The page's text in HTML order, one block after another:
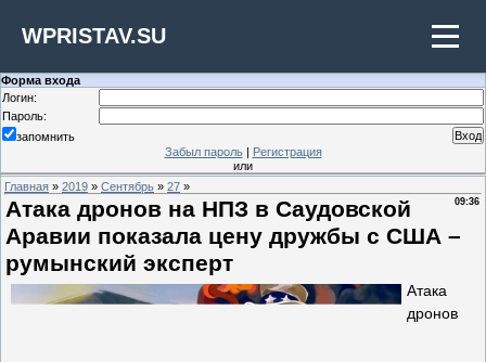
WPRISTAV.SU
Форма входа
Логин:
Пароль:
запомнить
Забыл пароль| Регистрация
или
Главная » 2019 » Сентябрь » 27 »
09:36
Атака дронов на НПЗ в Саудовской
Аравии показала цену дружбы с США –
румынский эксперт
Атака
дронов